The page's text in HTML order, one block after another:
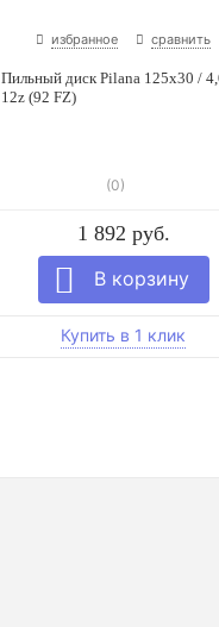
избранное сравнить
Пильный диск Pilana 125х30 /
12z (92 FZ)
(0)
1 892 руб.